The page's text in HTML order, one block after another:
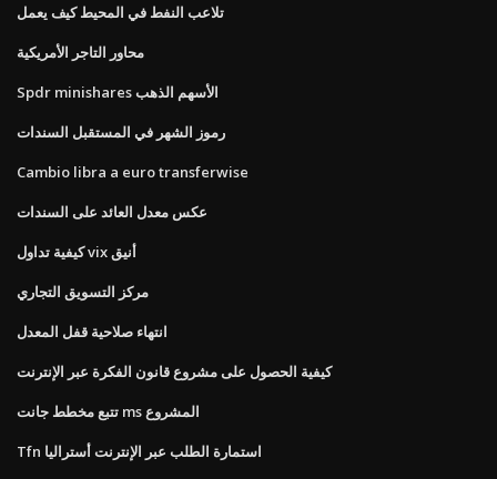
تلاعب النفط في المحيط كيف يعمل
محاور التاجر الأمريكية
Spdr minishares الأسهم الذهب
رموز الشهر في المستقبل السندات
Cambio libra a euro transferwise
عكس معدل العائد على السندات
كيفية تداول vix أنيق
مركز التسويق التجاري
انتهاء صلاحية قفل المعدل
كيفية الحصول على مشروع قانون الفكرة عبر الإنترنت
تتبع مخطط جانت ms المشروع
Tfn استمارة الطلب عبر الإنترنت أستراليا